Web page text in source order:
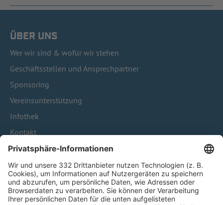
ÜBER UNS
Wer wir sind & wofür wir stehen
Geschäftsstellen und Ansprechpartner
Sponsoring
Vereinsunterstützung
Infothek
Kontakt
HÄUFIG BESUCHTE SEITEN
Pässe und Vereinswechsel
Trainerausbildung